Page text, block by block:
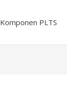
Komponen PLTS